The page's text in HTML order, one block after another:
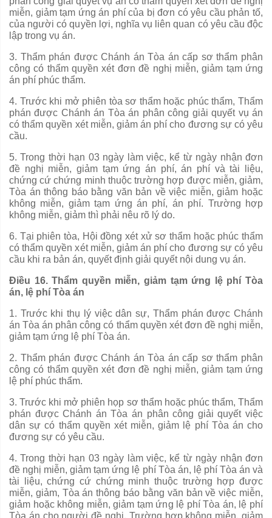
miễn, giảm tạm ứng án phí của bị đơn có yêu cầu phản tố,
của người có quyền lợi, nghĩa vụ liên quan có yêu cầu độc
lập trong vụ án.
3. Thẩm phán được Chánh án Tòa án cấp sơ thẩm phân
công có thẩm quyền xét đơn đề nghị miễn, giảm tạm ứng
án phí phúc thẩm.
4. Trước khi mở phiên tòa sơ thẩm hoặc phúc thẩm, Thẩm
phán được Chánh án Tòa án phân công giải quyết vụ án
cóthẩm quyền xét miễn, giảm án phí cho đương sự có yêu
cầu.
5. Trong thời hạn 03 ngày làm việc, kể từ ngày nhận đơn
đề nghị miễn, giảm tạm ứng án phí, án phí và tài liệu,
chứng cứ chứng minh thuộc trường hợp được miễn, giảm,
Tòa án thông báo bằng văn bản vềviệc miễn, giảm hoặc
không miễn, giảm tạm ứng án phí, án phí. Trường hợp
không miễn, giảm thì phải nêu rõ lý do.
6. Tại phiên tòa, Hội đồng xét xử sơ thẩm hoặc phúc thẩm
có thẩm quyền xét miễn, giảm án phí cho đương sự có yêu
cầu khi ra bản án, quyết định giải quyết nội dung vụ án.
Điều 16. Thẩm quyền miễn, giảm tạm ứng lệ phí Tòa
án, lệ phí Tòa án
1. Trước khi thụ lý việc dân sự, Thẩm phán được Chánh
án Tòa án phân công có thẩm quyền xét đơn đề nghị miễn,
giảm tạm ứng lệ phí Tòa án.
2. Thẩm phán được Chánh án Tòa án cấp sơ thẩm phân
công có thẩm quyền xét đơn đề nghị miễn, giảm tạm ứng
lệ phí phúc thẩm.
3. Trước khi mở phiên họp sơ thẩm hoặc phúc thẩm, Thẩm
phán được Chánh án Tòa án phân công giải quyết việc
dân sự có thẩm quyền xét miễn, giảm lệ phí Tòa án cho
đương sự có yêu cầu.
4. Trong thời hạn 03 ngày làm việc, kể từ ngày nhận đơn
đề nghị miễn, giảm tạm ứng lệ phí Tòa án, lệ phí Tòa án và
tài liệu, chứng cứ chứng minh thuộc trường hợp được
miễn, giảm, Tòa án thông báo bằng văn bảnvề việc miễn,
giảm hoặc không miễn, giảm tạm ứng lệ phí Tòa án, lệ phí